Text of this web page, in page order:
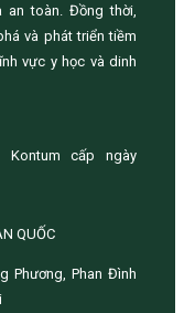
toàn. Đồng thời,
và phát triển tiềm
vực y học và dinh
cấp ngày
QUỐC
Phương, Phan Đình